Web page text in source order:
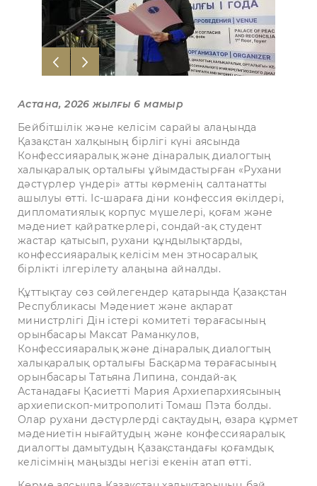
Астана, 2026 жылғы 6 мамыр
Бейбітшілік және келісім сарайы алаңында
Қазақстан халқының бірлігі күні аясында
Конфессияаралық және дінаралық диалогтың
халықаралық орталығы ұйымдастырған «Рухани
дәстүрлер үндері» атты көрменің салтанатты
ашылуы өтті. Іс-шараға діни конфессия өкілдері,
дипломатиялық корпус мүшелері, қоғам және
мәдениет қайраткерлері, сондай-ақ студент
жастар қатысып, рухани құндылықтарды,
конфессияаралық келісім мен этносаралық
бірлікті ілгерілету алаңына айналды.
Құттықтау сөз сөйлегендер қатарында Қазақстан
Республикасы Мәдениет және ақпарат
министрлігі Дін істері комитеті төрағасының
орынбасары Максат Раманкулов,
Конфессияаралық және дінаралық диалогтың
халықаралық орталығы Басқарма төрағасының
орынбасары Татьяна Липина, сондай-ақ
Астанадағы Қасиетті Мария Архиепархиясының
архиепископ-митрополиті Томаш Пэта болды.
Олар рухани дәстүрлерді сақтаудың, өзара құрмет
мәдениетін нығайтудың және конфессияаралық
диалогты дамытудың Қазақстандағы қоғамдық
келісімнің маңызды негізі екенін атап өтті.